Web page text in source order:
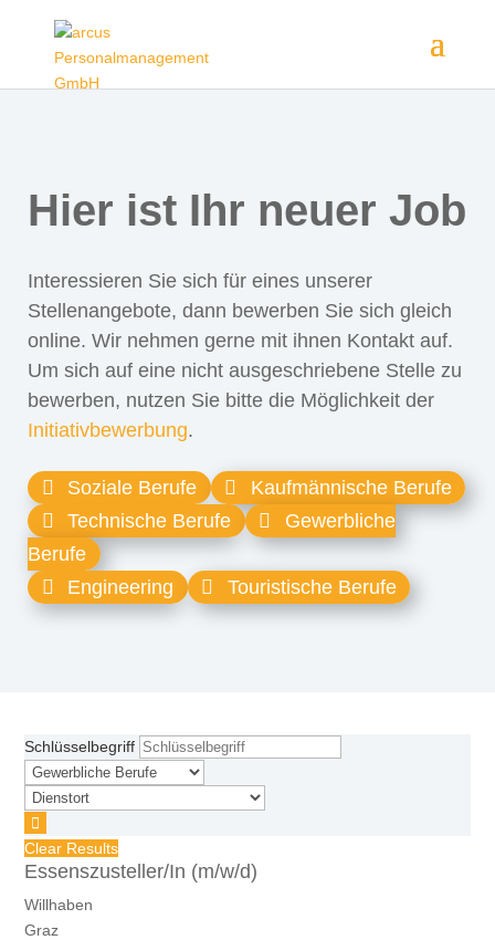
Hier ist Ihr neuer Job
Interessieren Sie sich für eines unserer
Stellenangebote, dann bewerben Sie sich gleich
online. Wir nehmen gerne mit ihnen Kontakt auf.
Um sich auf eine nicht ausgeschriebene Stelle zu
bewerben, nutzen Sie bitte die Möglichkeit der
Initiativbewerbung.
Soziale Berufe
Kaufmännische Berufe
Technische Berufe
Gewerbliche
Berufe
Engineering
Touristische Berufe
Schlüsselbegriff
Clear Results
Essenszusteller/In (m/w/d)
Willhaben
Graz